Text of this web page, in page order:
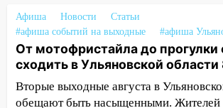
мужчину, пропавшего ещё 19
10:30 От мотофристайла до
хаски: куда сходить в
области 8–9 августа
Афиша Новости
Статьи
#афиша событий на выходные
#афиша
От мотофристайла до прогулки
сходить в Ульяновской области
Вторые выходные августа в
обещают быть насыщенными. Жителей